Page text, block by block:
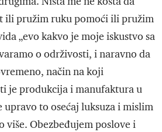
ili pružim ruku pomoći ili pružim
„evo kakvo je moje iskustvo sa
o održivosti, i naravno da
način na koji
je produkcija i manufaktura u
to osećaj luksuza i mislim
više. Obezbeđujem poslove i